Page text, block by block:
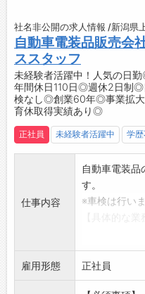
・多様な価
たる仕組みを
・意見箱を設
入れて働き
・サポート
図り、整備士
【社内設備】
■充電ステー
・今後ますま
様に安心して
日24時間使
【先輩社員の
■テクニカル
『メンター
齢が近い先輩
ことだらけの
・困ってい
輩、失敗して
かけてくれる
て元気を出
てくれるあ
て、早く成長
れます！
の時はしっか
楽しく過ごせ
す◎
・みんながし
ているので、
■明るい未来
の幸せを大切
きる力を養い
1）安全：明
技術変化を遂
を感じていま
■社外セミナ
・Eラーニン
引先主催の勉
説明会もあり
■業界経験が
・お客様の方
業務部門や
ていただきま
・少しでも早
るように進
【職場の雰
・分からな
に教えてい
です◎
社名非公開の求人情報 /新潟県
自動車電装品販売会
ススタッフ
未経験者活躍中！人気の日
年間休日110日◎週休2日制
検なし◎創業60年◎事業拡
育休取得実績あり◎
正社員 未経験者活躍中 学歴
仕事内容
自動車電装品
す。
※車検は行い
・自動車電
コーダー・バ
・カーエアコ
・製品の販売
雇用形態 正社員